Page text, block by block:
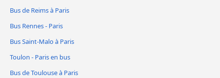
Bus de Reims à Paris
Bus Rennes - Paris
Bus Saint-Malo à Paris
Toulon - Paris en bus
Bus de Toulouse à Paris